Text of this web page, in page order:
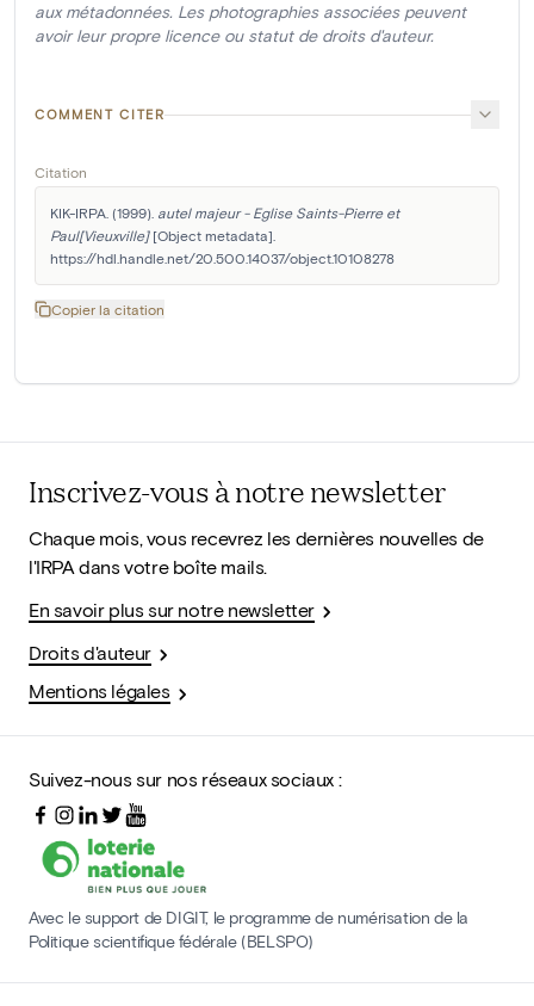
aux métadonnées. Les photographies associées peuvent
avoir leur propre licence ou statut de droits d'auteur.
COMMENT CITER
Citation
KIK-IRPA. (1999). autel majeur - Eglise Saints-Pierre et
Paul[Vieuxville] [Object metadata].
https://hdl.handle.net/20.500.14037/object.10108278
Copier la citation
Inscrivez-vous à notre newsletter
Chaque mois, vous recevrez les dernières nouvelles de
l'IRPA dans votre boîte mails.
En savoir plus sur notre newsletter
Droits d'auteur
Mentions légales
Suivez-nous sur nos réseaux sociaux :
Avec le support de DIGIT, le programme de numérisation de la
Politique scientifique fédérale (BELSPO)